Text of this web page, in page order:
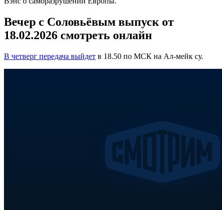
Вечер с Соловьёвым выпуск от
18.02.2026 смотреть онлайн
В четверг передача выйдет в 18.50 по МСК на Ал-мейк су.